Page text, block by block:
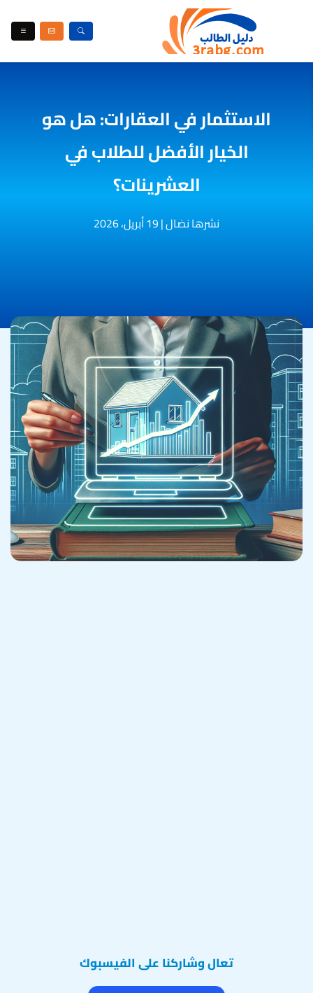
الاستثمار في العقارات: هل هو
الخيار الأفضل للطلاب في
العشرينات؟
نشرها نضال|19 أبريل، 2026
تعال وشاركنا على الفيسبوك